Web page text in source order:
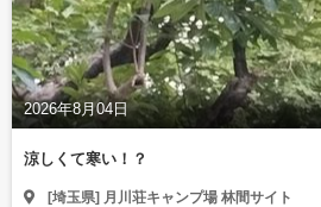
2026年8月04日
涼しくて寒い！？
[埼玉県] 月川荘キャンプ場 林間サイト